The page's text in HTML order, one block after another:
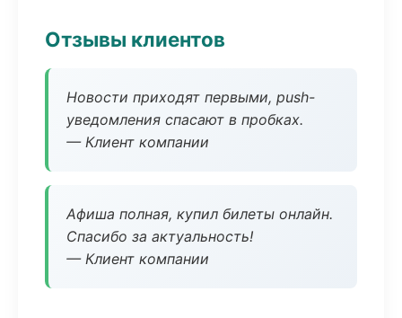
Отзывы клиентов
Новости приходят первыми, push-
уведомления спасают в пробках.
— Клиент компании
Афиша полная, купил билеты онлайн.
Спасибо за актуальность!
— Клиент компании